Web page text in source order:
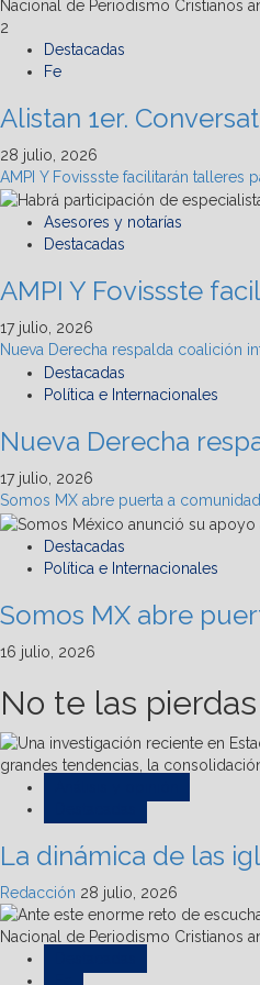
2
Destacadas
Fe
Alistan 1er.
28 julio, 2026
AMPI Y Fovissste facilitarán talleres
Asesores y notarías
Destacadas
AMPI Y Fovissste
17 julio, 2026
Nueva Derecha respalda coalición
Destacadas
Política e Internacionales
Nueva Derecha
17 julio, 2026
Somos MX abre puerta a
Destacadas
Política e Internacionales
Somos MX abre
16 julio, 2026
No te las pierdas
La dinámica de las
Redacción 28 julio, 2026